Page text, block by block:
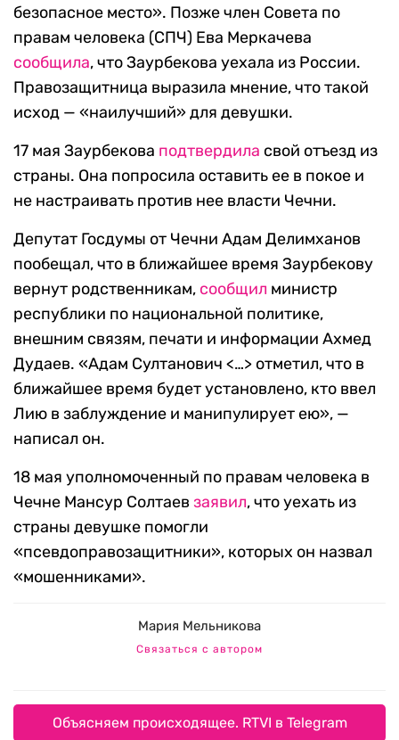
безопасное место». Позже член Совета по
правам человека (СПЧ) Ева Меркачева
сообщила, что Заурбекова уехала из России.
Правозащитница выразила мнение, что такой
исход — «наилучший» для девушки.
17 мая Заурбекова подтвердила свой отъезд из
страны. Она попросила оставить ее в покое и
не настраивать против нее власти Чечни.
Депутат Госдумы от Чечни Адам Делимханов
пообещал, что в ближайшее время Заурбекову
вернут родственникам, сообщил министр
республики по национальной политике,
внешним связям, печати и информации Ахмед
Дудаев. «Адам Султанович <…> отметил, что в
ближайшее время будет установлено, кто ввел
Лию в заблуждение и манипулирует ею», —
написал он.
18 мая уполномоченный по правам человека в
Чечне Мансур Солтаев заявил, что уехать из
страны девушке помогли
«псевдоправозащитники», которых он назвал
«мошенниками».
Мария Мельникова
Связаться с автором
Объясняем происходящее. RTVI в Telegram